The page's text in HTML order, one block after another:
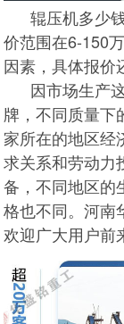
辊压机多少钱
价范围在6-150
因素，具体报价
因市场生产这
牌，不同质量下
家所在的地区经
求关系和劳动力
备，不同地区的
格也不同。河南
欢迎广大用户前